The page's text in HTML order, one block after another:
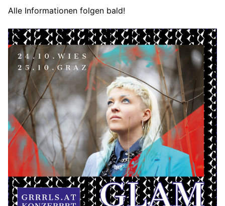
Alle Informationen folgen bald!